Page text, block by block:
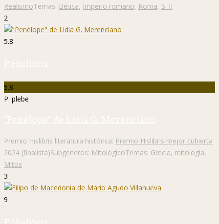
RealismoTemas: Bética, Imperio romano, Roma, S. II
2
5.8
P. Hislibris
5.8
P. plebe
"Penélope" de Lidia G. Merenciano
Premio Hislibris literatura histórica: Premio Hislibris mejor cubierta
2024 (finalista)Subgéneros: MitológicoTemas: Grecia, mitología,
Mitos
3
9